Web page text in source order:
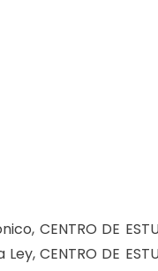
CENTRO DE
CENTRO DE